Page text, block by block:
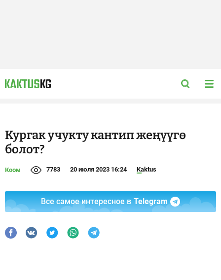
Кургак учукту кантип жеңүүгө
болот?
Коом 7783 20 июля 2023 16:24 Kaktus
Все самое интересное в Telegram